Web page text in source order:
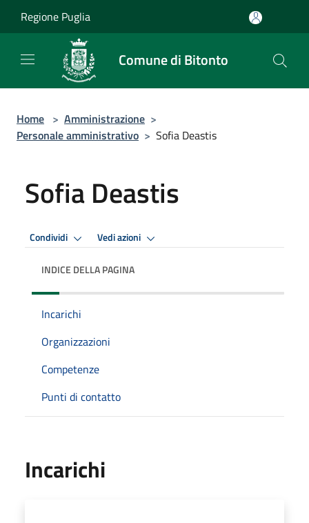
Regione Puglia
Comune di Bitonto
Home > Amministrazione >
Personale amministrativo > Sofia Deastis
Sofia Deastis
Condividi Vedi azioni
INDICE DELLA PAGINA
Incarichi
Organizzazioni
Competenze
Punti di contatto
Incarichi